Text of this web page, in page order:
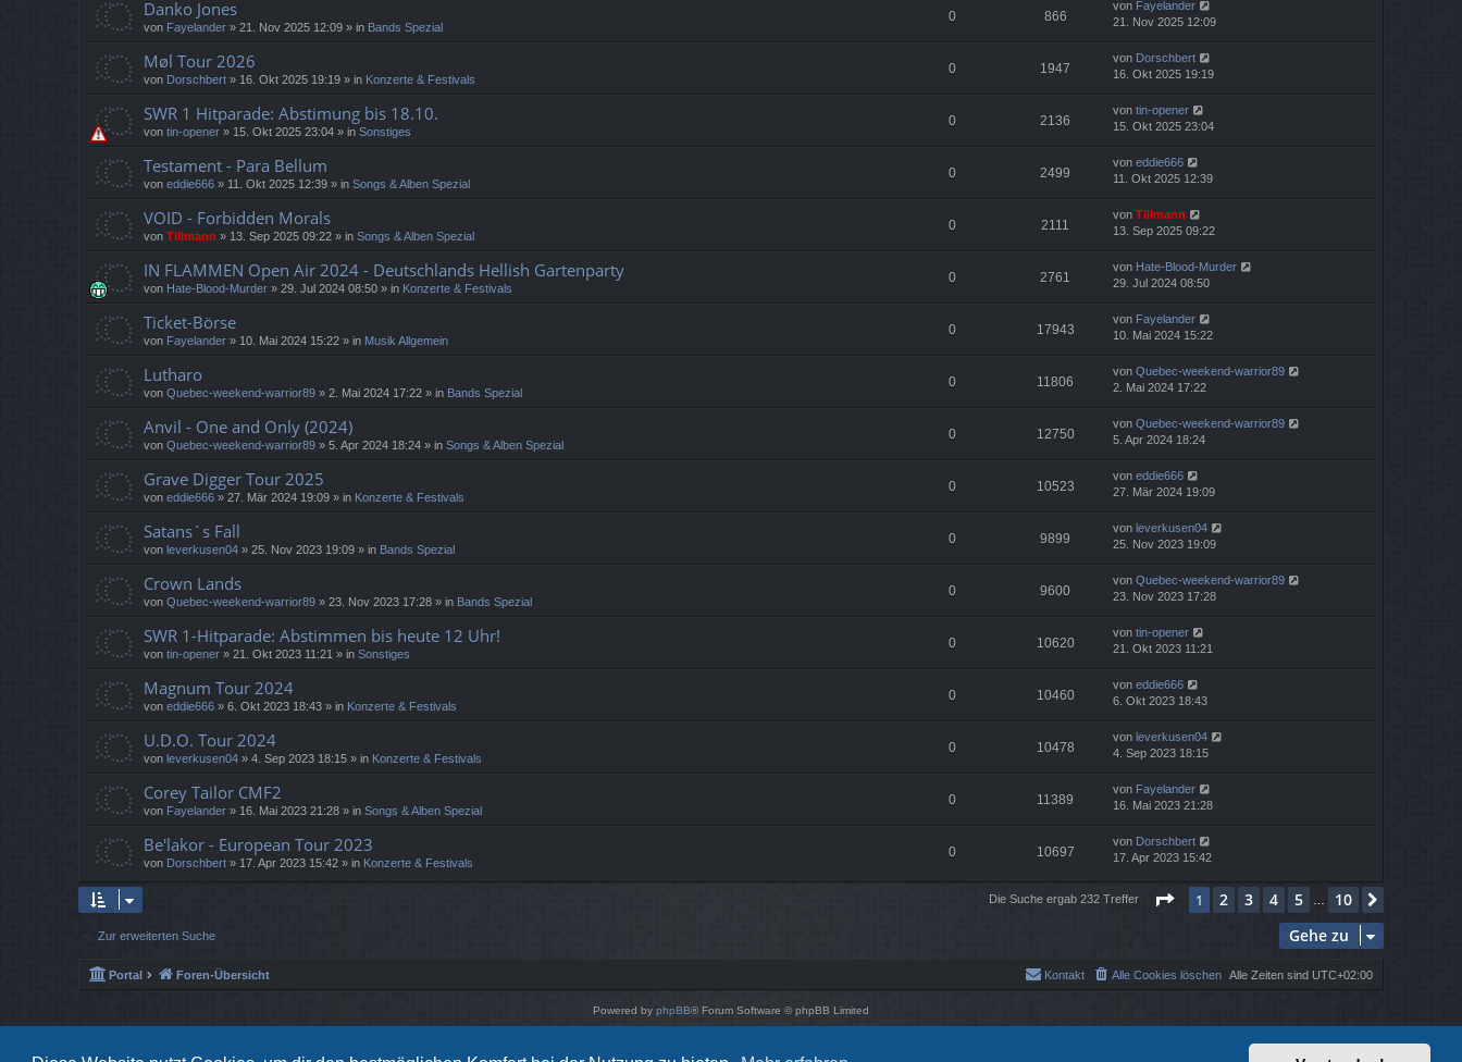
Danko Jones
von Fayelander » 21. Nov 2025 12:09 » in Bands Spezial
0 866
von Fayelander
21. Nov 2025 12:09
Møl Tour 2026
von Dorschbert » 16. Okt 2025 19:19 » in Konzerte & Festivals
0 1947
von Dorschbert
16. Okt 2025 19:19
SWR 1 Hitparade: Abstimung bis 18.10.
von tin-opener » 15. Okt 2025 23:04 » in Sonstiges
0 2136
von tin-opener
15. Okt 2025 23:04
Testament - Para Bellum
von eddie666 » 11. Okt 2025 12:39 » in Songs & Alben Spezial
0 2499
von eddie666
11. Okt 2025 12:39
VOID - Forbidden Morals
von Tillmann » 13. Sep 2025 09:22 » in Songs & Alben Spezial
0 2111
von Tillmann
13. Sep 2025 09:22
IN FLAMMEN Open Air 2024 - Deutschlands Hellish Gartenparty
von Hate-Blood-Murder » 29. Jul 2024 08:50 » in Konzerte & Festivals
0 2761
von Hate-Blood-Murder
29. Jul 2024 08:50
Ticket-Börse
von Fayelander » 10. Mai 2024 15:22 » in Musik Allgemein
0 17943
von Fayelander
10. Mai 2024 15:22
Lutharo
von Quebec-weekend-warrior89 » 2. Mai 2024 17:22 » in Bands Spezial
0 11806
von Quebec-weekend-warrior89
2. Mai 2024 17:22
Anvil - One and Only (2024)
von Quebec-weekend-warrior89 » 5. Apr 2024 18:24 » in Songs & Alben Spezial
0 12750
von Quebec-weekend-warrior89
5. Apr 2024 18:24
Grave Digger Tour 2025
von eddie666 » 27. Mär 2024 19:09 » in Konzerte & Festivals
0 10523
von eddie666
27. Mär 2024 19:09
Satans´s Fall
von leverkusen04 » 25. Nov 2023 19:09 » in Bands Spezial
0 9899
von leverkusen04
25. Nov 2023 19:09
Crown Lands
von Quebec-weekend-warrior89 » 23. Nov 2023 17:28 » in Bands Spezial
0 9600
von Quebec-weekend-warrior89
23. Nov 2023 17:28
SWR 1-Hitparade: Abstimmen bis heute 12 Uhr!
von tin-opener » 21. Okt 2023 11:21 » in Sonstiges
0 10620
von tin-opener
21. Okt 2023 11:21
Magnum Tour 2024
von eddie666 » 6. Okt 2023 18:43 » in Konzerte & Festivals
0 10460
von eddie666
6. Okt 2023 18:43
U.D.O. Tour 2024
von leverkusen04 » 4. Sep 2023 18:15 » in Konzerte & Festivals
0 10478
von leverkusen04
4. Sep 2023 18:15
Corey Tailor CMF2
von Fayelander » 16. Mai 2023 21:28 » in Songs & Alben Spezial
0 11389
von Fayelander
16. Mai 2023 21:28
Be'lakor - European Tour 2023
von Dorschbert » 17. Apr 2023 15:42 » in Konzerte & Festivals
0 10697
von Dorschbert
17. Apr 2023 15:42
Die Suche ergab 232 Treffer Seite 1von 10
1 2 3 4 5 … 10
Zur erweiterten Suche Gehe zu
Portal Foren-Übersicht Alle Zeiten sind UTC+02:00
Alle Cookies löschen
Kontakt
Powered by phpBB® Forum Software © phpBB Limited